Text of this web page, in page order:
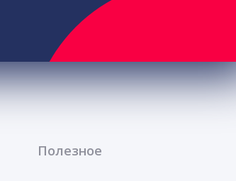
Полезное